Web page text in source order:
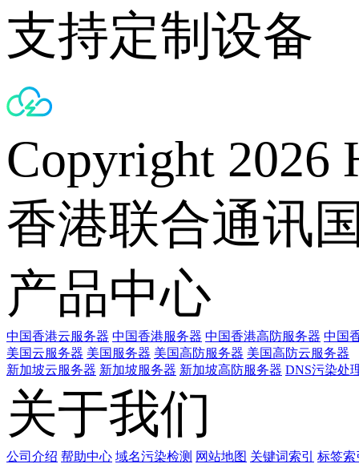
支持定制设备
Copyright 2026
香港联合通讯
产品中心
中国香港云服务器 中国香港服务器 中国香港高防服务器 中国
美国云服务器 美国服务器 美国高防服务器 美国高防云服务器
新加坡云服务器 新加坡服务器 新加坡高防服务器 DNS污染处
关于我们
公司介绍 帮助中心 域名污染检测 网站地图 关键词索引 标签索